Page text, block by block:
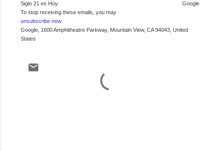
Siglo 21 es Hoy.
To stop receiving these emails, you may
unsubscribe now.
Google
Google, 1600 Amphitheatre Parkway, Mountain View, CA 94043, United
States